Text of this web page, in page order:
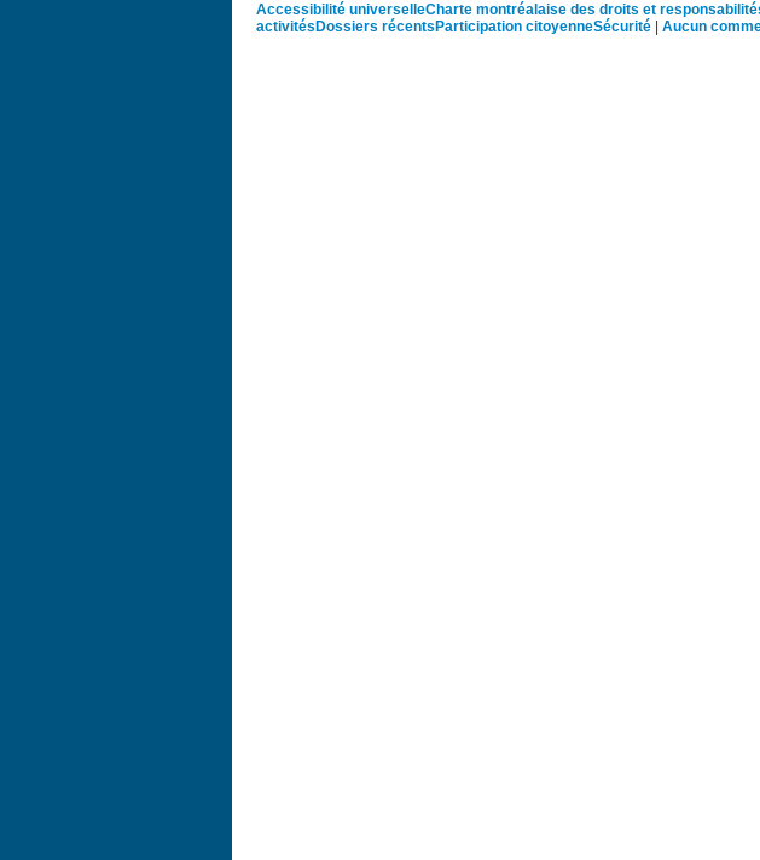
Accessibilité universelleCharte montréalaise des droits et
activités Dossiers récents Participation citoyenneSécurité Aucun